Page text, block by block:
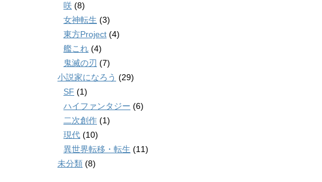
咲 (8)
女神転生 (3)
東方Project (4)
艦これ (4)
鬼滅の刃 (7)
小説家になろう (29)
SF (1)
ハイファンタジー (6)
二次創作 (1)
現代 (10)
異世界転移・転生 (11)
未分類 (8)